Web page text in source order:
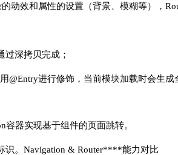
效和属性的设置（背景、模糊等），
过深拷贝完成；
@Entry进行修饰，当前模块加载时会生成
容器实现基于组件的页面跳转。
识。Navigation & Router****能力对比